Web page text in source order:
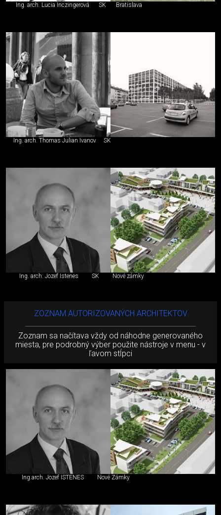
Ing. arch. Lucia Inczingerová SK Bratislava
Ing. arch. Thomas Julian Ivanov SK
Ing. arch. Jozef Istenes SK Nové zámky
ZOZNAM AUTORIZOVANÝCH ARCHITEKTOV
Zoznam sa načítava vždy od náhodne generovaného
miesta, pre podrobný výber použite nástroje v menu - v
ľavom stĺpci
Ing.arch. Jozef ISTENES Nové Zámky